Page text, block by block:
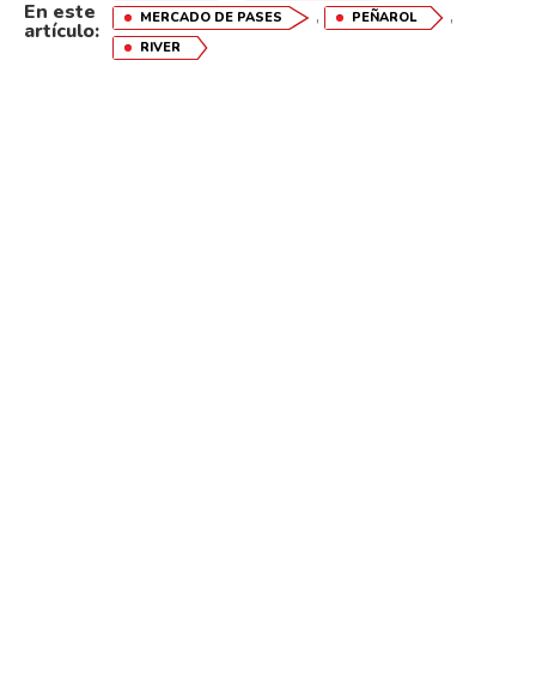
En este
artículo: MERCADO DE PASES , PEÑAROL ,
RIVER